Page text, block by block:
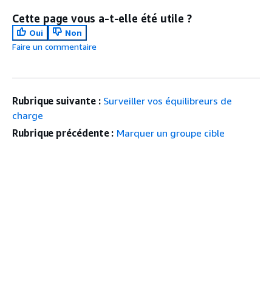
Cette page vous a-t-elle été utile ?
Oui
Non
Faire un commentaire
Rubrique suivante : Surveiller vos équilibreurs de
charge
Rubrique précédente : Marquer un groupe cible